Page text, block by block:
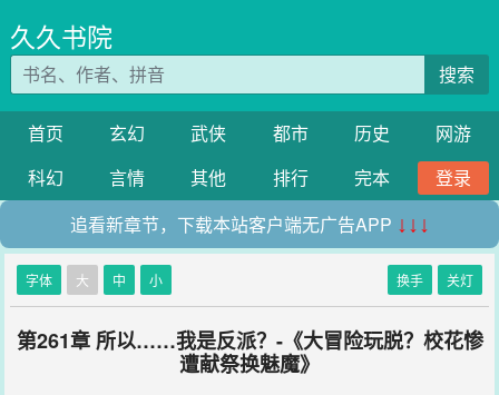
久久书院
搜索
首页 玄幻 武侠 都市 历史
网游
科幻
言情 其他 排行 完本
登录
追看新章节，下载本站客户端无广告APP ↓↓↓
字体 大 中 小 换手 关灯
第261章 所以……我是反派？-《大冒险玩脱？校花惨
遭献祭换魅魔》